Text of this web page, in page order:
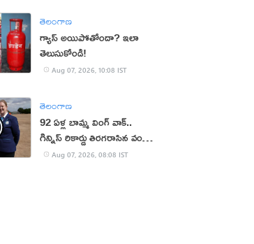
తెలంగాణ
గ్యాస్ అయిపోతోందా? ఇలా
తెలుసుకోండి!
Aug 07, 2026, 10:08 IST
తెలంగాణ
92 ఏళ్ల బామ్మ వింగ్ వాక్..
గిన్నిస్ రికార్డు తిరగరాసిన వండర్
ఉమెన్Aug 07, 2026, 08:08 IST